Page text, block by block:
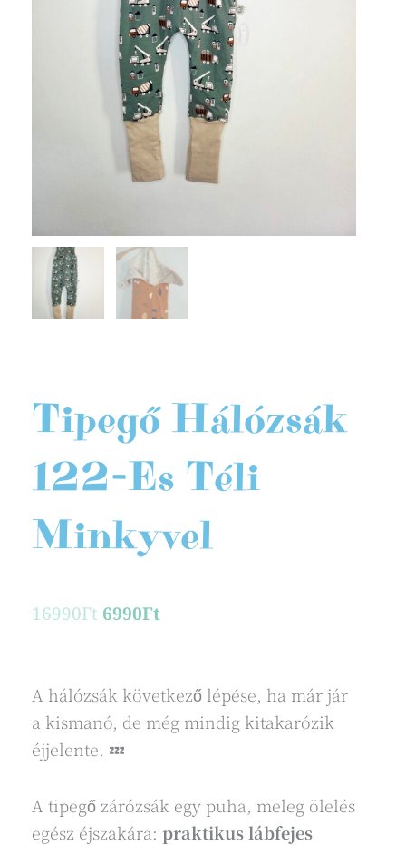
Tipegő Hálózsák
122-Es Téli
Minkyvel
16990Ft Original
6990FtCurrent
A hálózsák következő lépése, ha már jár
a kismanó, de még mindig kitakarózik
éjjelente. 💤
A tipegő zárózsák egy puha, meleg ölelés
egész éjszakára: praktikus lábfejes